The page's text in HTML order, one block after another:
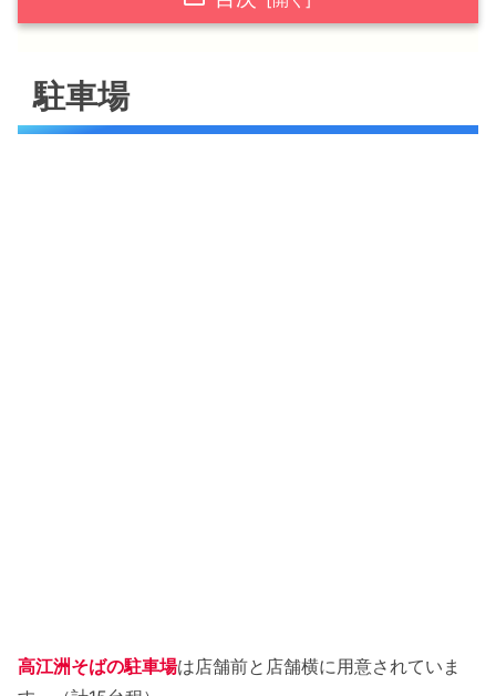
メニュー
サイド・ドリンク
駐車場
高江洲そばの駐車場は店舗前と店舗横に用意されていま